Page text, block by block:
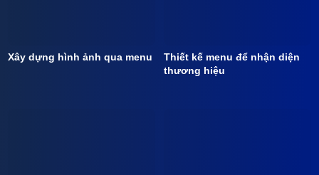
Xây dựng hình ảnh qua menu
Thiết kế menu để nhận diện
thương hiệu